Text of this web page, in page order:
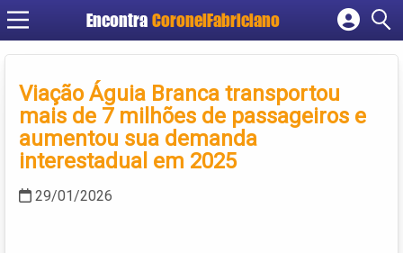
Encontra CoronelFabriciano
Cadastrar empresa
Criar conta
Viação Águia Branca transportou
mais de 7 milhões de passageiros e
aumentou sua demanda
interestadual em 2025
29/01/2026